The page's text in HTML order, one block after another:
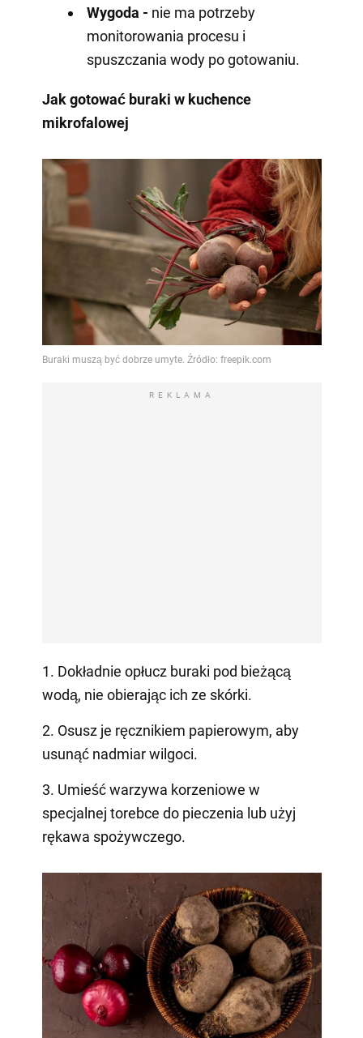
Wygoda - nie ma potrzeby
monitorowania procesu i
spuszczania wody po gotowaniu.
Jak gotować buraki w kuchence
mikrofalowej
REKLAMA
1. Dokładnie opłucz buraki pod bieżącą
wodą, nie obierając ich ze skórki.
2. Osusz je ręcznikiem papierowym, aby
usunąć nadmiar wilgoci.
3. Umieść warzywa korzeniowe w
specjalnej torebce do pieczenia lub użyj
rękawa spożywczego.